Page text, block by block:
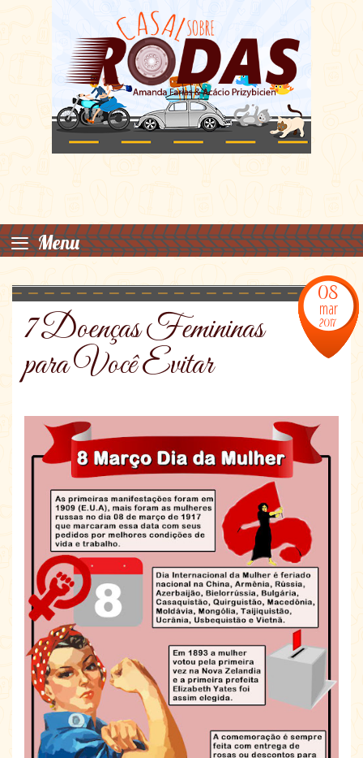
≡ Menu
08
mar
2017
7 Doenças Femininas
para Você Evitar